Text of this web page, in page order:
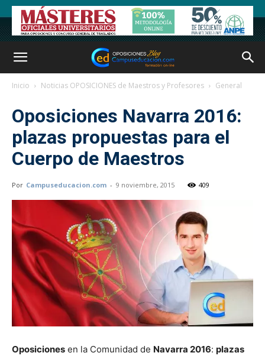
Inicio Noticias OPOSICIONES de Maestros y Profesores General
Oposiciones Navarra 2016:
plazas propuestas para el
Cuerpo de Maestros
Por Campuseducacion.com - 9 noviembre, 2015 409
Oposiciones en la Comunidad de Navarra 2016: plazas